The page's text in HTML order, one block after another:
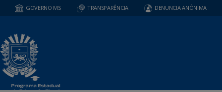
GOVERNO MS TRANSPARÊNCIA DENUNCIA ANÔNIMA